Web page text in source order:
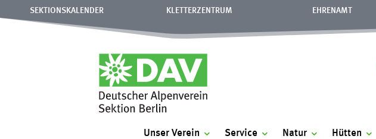
SEKTIONSKALENDER KLETTERZENTRUM EHRENAMT
Unser Verein Service Natur Hütten